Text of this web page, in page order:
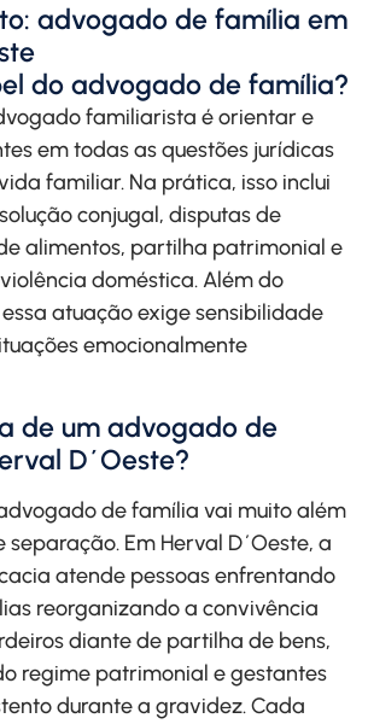
advogado de família em
do advogado de família?
familiarista é orientar e
em todas as questões jurídicas
familiar. Na prática, isso inclui
conjugal, disputas de
alimentos, partilha patrimonial e
doméstica. Além do
atuação exige sensibilidade
emocionalmente
de um advogado de
D´Oeste?
de família vai muito além
separação. Em Herval D´Oeste, a
atende pessoas enfrentando
reorganizando a convivência
diante de partilha de bens,
regime patrimonial e gestantes
durante a gravidez. Cada